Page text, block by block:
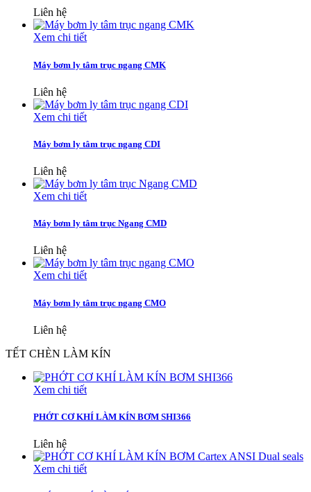
Liên hệ
Xem chi tiết
Máy bơm ly tâm trục ngang CMK
Liên hệ
Xem chi tiết
Máy bơm ly tâm trục ngang CDI
Liên hệ
Xem chi tiết
Máy bơm ly tâm trục Ngang CMD
Liên hệ
Xem chi tiết
Máy bơm ly tâm trục ngang CMO
Liên hệ
TẾT CHÈN LÀM KÍN
Xem chi tiết
PHỚT CƠ KHÍ LÀM KÍN BƠM SHI366
Liên hệ
Xem chi tiết